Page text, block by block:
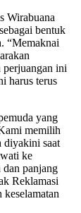
Wirabuana
bentuk
“Memaknai
ini
harus terus
yang
memilih
diyakini saat
ke
dan panjang
Reklamasi